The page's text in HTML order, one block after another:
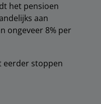
het pensioen
aan
ongeveer 8% per
eerder stoppen